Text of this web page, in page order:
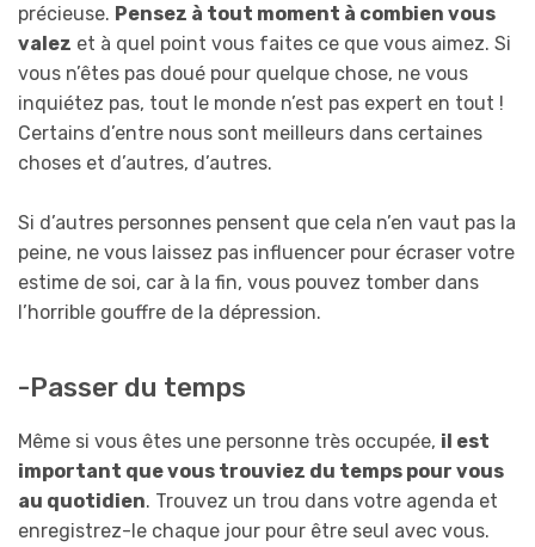
précieuse. Pensez à tout moment à combien vous
valez et à quel point vous faites ce que vous aimez. Si
vous n’êtes pas doué pour quelque chose, ne vous
inquiétez pas, tout le monde n’est pas expert en tout !
Certains d’entre nous sont meilleurs dans certaines
choses et d’autres, d’autres.
Si d’autres personnes pensent que cela n’en vaut pas la
peine, ne vous laissez pas influencer pour écraser votre
estime de soi, car à la fin, vous pouvez tomber dans
l’horrible gouffre de la dépression.
-Passer du temps
Même si vous êtes une personne très occupée, il est
important que vous trouviez du temps pour vous
au quotidien. Trouvez un trou dans votre agenda et
enregistrez-le chaque jour pour être seul avec vous.